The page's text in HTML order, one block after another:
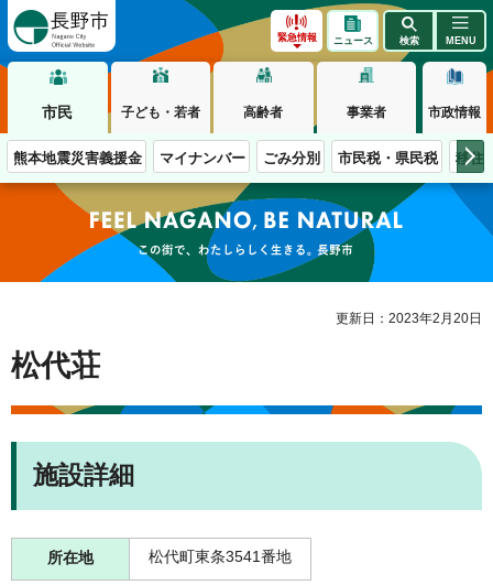
緊急情報 ニュース 検索 MENU
市民 子ども・若者 高齢者 事業者 市政情報
熊本地震災害義援金 マイナンバー ごみ分別 市民税・県民税 移住
この街で、わたしらしく生きる。長野市
更新日：2023年2月20日
松代荘
施設詳細
所在地 松代町東条3541番地